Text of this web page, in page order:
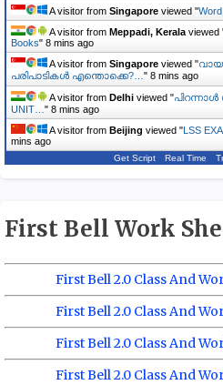
A visitor from Singapore viewed "
A visitor from Meppadi, Kerala viewed
Books" 8 mins ago
A visitor from Singapore viewed "
പരിപാടികൾ എന്തൊക്കെ?… " 8 mins ago
A visitor from Delhi viewed "പിറന്നാൾ
UNIT… " 8 mins ago
A visitor from Beijing viewed " LSS
mins ago
Get Script Real Time
First Bell Work
First Bell 2.0 Class And
First Bell 2.0 Class And
First Bell 2.0 Class And
First Bell 2.0 Class And